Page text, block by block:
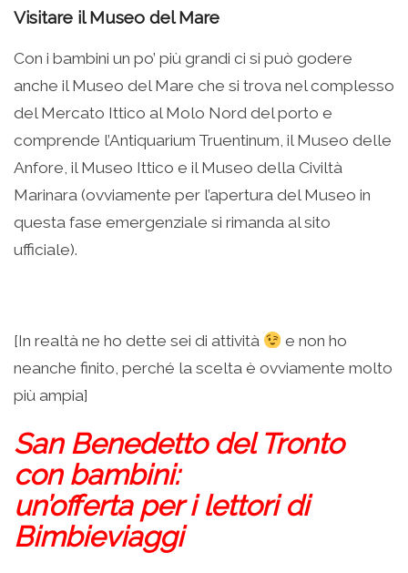
Visitare il Museo del Mare
Con i bambini un po’ più grandi ci si può godere
anche il Museo del Mare che si trova nel complesso
del Mercato Ittico al Molo Nord del porto e
comprende l’Antiquarium Truentinum, il Museo delle
Anfore, il Museo Ittico e il Museo della Civiltà
Marinara (ovviamente per l’apertura del Museo in
questa fase emergenziale si rimanda al sito
ufficiale).
[In realtà ne ho dette sei di attività
e non ho
neanche finito, perché la scelta è ovviamente molto
più ampia]
San Benedetto del Tronto
con bambini:
un’offerta per i lettori di
Bimbieviaggi